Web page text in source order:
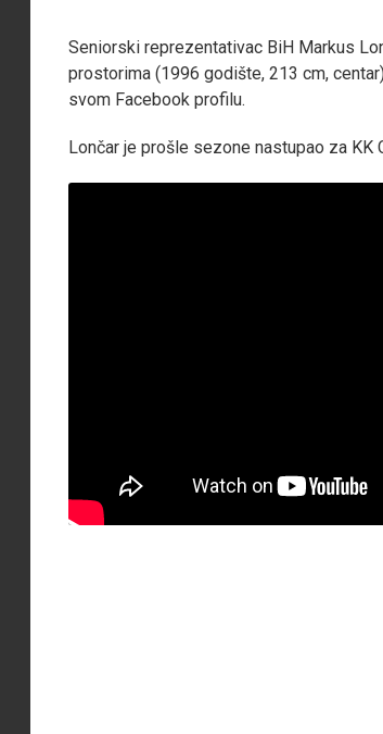
Seniorski reprezentativac BiH Markus
prostorima (1996 godište, 213 cm,
svom Facebook profilu.
Lončar je prošle sezone nastupao za KK